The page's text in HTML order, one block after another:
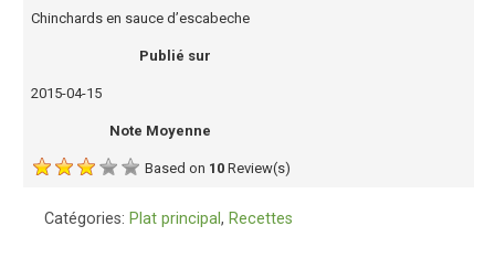
Chinchards en sauce d’escabeche
Publié sur
2015-04-15
Note Moyenne
Based on 10 Review(s)
Catégories: Plat principal, Recettes